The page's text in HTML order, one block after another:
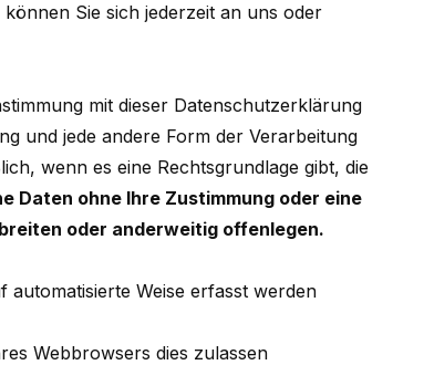
Sie sich jederzeit an uns oder
mit dieser Datenschutzerklärung
und jede andere Form der Verarbeitung
wenn es eine Rechtsgrundlage gibt, die
Daten ohne Ihre Zustimmung oder eine
oder anderweitig offenlegen.
Weise erfasst werden
Webbrowsers dies zulassen